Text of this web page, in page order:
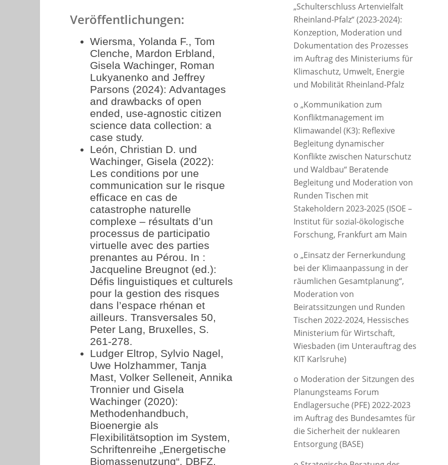
Veröffentlichungen:
Wiersma, Yolanda F., Tom
Clenche, Mardon Erbland,
Gisela Wachinger, Roman
Lukyanenko and Jeffrey
Parsons (2024): Advantages
and drawbacks of open
ended, use-agnostic citizen
science data collection: a
case study.
León, Christian D. und
Wachinger, Gisela (2022):
Les conditions por une
communication sur le risque
efficace en cas de
catastrophe naturelle
complexe – résultats d’un
processus de participatio
virtuelle avec des parties
prenantes au Pérou. In :
Jacqueline Breugnot (ed.):
Défis linguistiques et culturels
pour la gestion des risques
dans l’espace rhénan et
ailleurs. Transversales 50,
Peter Lang, Bruxelles, S.
261-278.
Ludger Eltrop, Sylvio Nagel,
Uwe Holzhammer, Tanja
Mast, Volker Selleneit, Annika
Tronnier und Gisela
Wachinger (2020):
Methodenhandbuch,
Bioenergie als
Flexibilitätsoption im System,
Schriftenreihe „Energetische
Biomassenutzung“. DBFZ,
„Schulterschluss Artenvielfalt
Rheinland-Pfalz“ (2023-2024):
Konzeption, Moderation und
Dokumentation des Prozesses
im Auftrag des Ministeriums für
Klimaschutz, Umwelt, Energie
und Mobilität Rheinland-Pfalz
o „Kommunikation zum
Konfliktmanagement im
Klimawandel (K3): Reflexive
Begleitung dynamischer
Konflikte zwischen Naturschutz
und Waldbau“ Beratende
Begleitung und Moderation von
Runden Tischen mit
Stakeholdern 2023-2025 (ISOE –
Institut für sozial-ökologische
Forschung, Frankfurt am Main
o „Einsatz der Fernerkundung
bei der Klimaanpassung in der
räumlichen Gesamtplanung“,
Moderation von
Beiratssitzungen und Runden
Tischen 2022-2024, Hessisches
Ministerium für Wirtschaft,
Wiesbaden (im Unterauftrag des
KIT Karlsruhe)
o Moderation der Sitzungen des
Planungsteams Forum
Endlagersuche (PFE) 2022-2023
im Auftrag des Bundesamtes für
die Sicherheit der nuklearen
Entsorgung (BASE)